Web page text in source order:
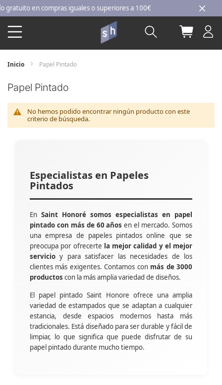
Ir
al
contenido
en compras iguales o superiores a 100€
Buscar Mi
Inicio Papel Pintado
Papel Pintado
No hemos podido encontrar ningún producto con este
criterio de búsqueda.
Especialistas en Papeles
Pintados
En Saint Honoré somos especialistas en papel
pintado con más de 60 años en el mercado. Somos
una empresa de papeles pintados online que se
preocupa por ofrecerte la mejor calidad y el mejor
servicio y para satisfacer las necesidades de los
clientes más exigentes. Contamos con más de 3000
productos con la más amplia variedad de diseños.
El papel pintado Saint Honore ofrece una amplia
variedad de estampados que se adaptan a cualquier
estancia, desde espacios modernos hasta más
tradicionales. Está diseñado para ser durable y fácil de
limpiar, lo que significa que puede disfrutar de su
papel pintado durante mucho tiempo.